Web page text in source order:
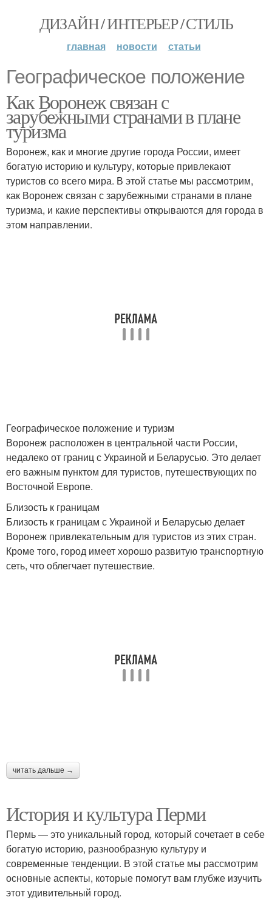
ДИЗАЙН / ИНТЕРЬЕР / СТИЛЬ
главная новости статьи
Географическое положение
Как Воронеж связан с
зарубежными странами в плане
туризма
Воронеж, как и многие другие города России, имеет
богатую историю и культуру, которые привлекают
туристов со всего мира. В этой статье мы рассмотрим,
как Воронеж связан с зарубежными странами в плане
туризма, и какие перспективы открываются для города в
этом направлении.
Географическое положение и туризм
Воронеж расположен в центральной части России,
недалеко от границ с Украиной и Беларусью. Это делает
его важным пунктом для туристов, путешествующих по
Восточной Европе.
Близость к границам
Близость к границам с Украиной и Беларусью делает
Воронеж привлекательным для туристов из этих стран.
Кроме того, город имеет хорошо развитую транспортную
сеть, что облегчает путешествие.
читать дальше →
История и культура Перми
Пермь — это уникальный город, который сочетает в себе
богатую историю, разнообразную культуру и
современные тенденции. В этой статье мы рассмотрим
основные аспекты, которые помогут вам глубже изучить
этот удивительный город.